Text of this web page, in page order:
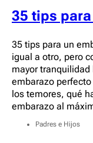
35 tips
35 tips para un
igual a otro, pero
mayor
embarazo
los temores, qué
embarazo al
Padres e Hijos